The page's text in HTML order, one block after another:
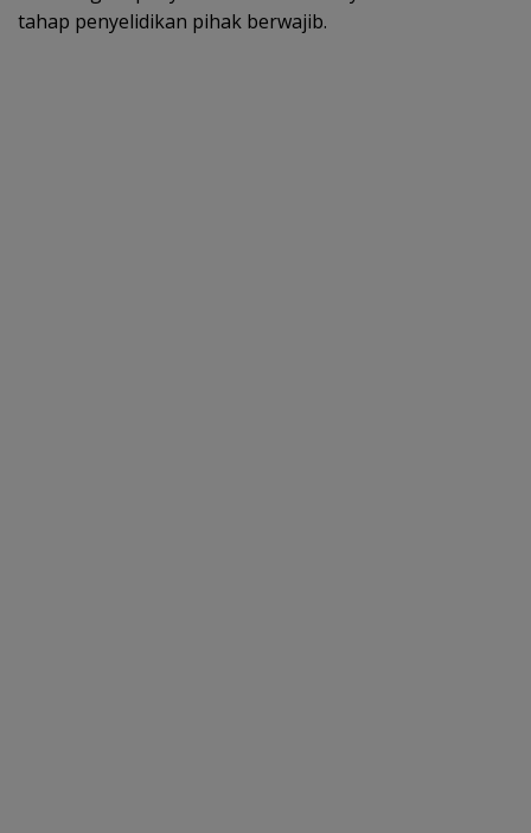
tahap penyelidikan pihak berwajib.